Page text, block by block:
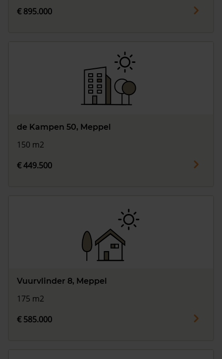
€ 895.000
de Kampen 50, Meppel
150 m2
€ 449.500
Vuurvlinder 8, Meppel
175 m2
€ 585.000